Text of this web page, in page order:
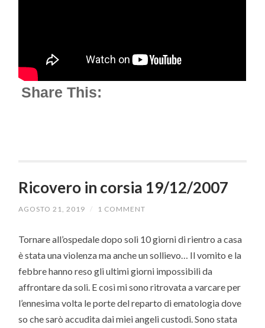
Share This:
Ricovero in corsia 19/12/2007
AGOSTO 21, 2019 / 1 COMMENT
Tornare all’ospedale dopo soli 10 giorni di rientro a casa
è stata una violenza ma anche un sollievo… Il vomito e la
febbre hanno reso gli ultimi giorni impossibili da
affrontare da soli. E così mi sono ritrovata a varcare per
l’ennesima volta le porte del reparto di ematologia dove
so che sarò accudita dai miei angeli custodi. Sono stata